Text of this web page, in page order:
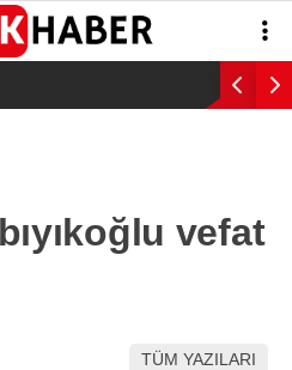
WhatsApp İhbar
Hattı
26.7°
vefat
TÜM YAZILARI